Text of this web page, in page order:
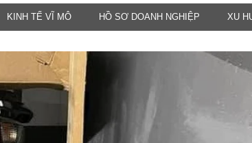
KINH TẾ
Tài chính - Ngân
hàng
Kinh tế vĩ mô
Hồ sơ doanh
nghiệp
XÃ HỘI
Giáo dục
Giao
KINH TẾ VĨ MÔ HỒ SƠ DOANH NGHIỆP XU